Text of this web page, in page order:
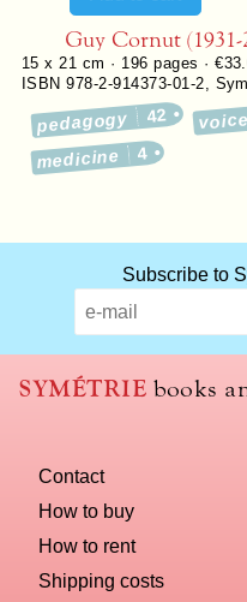
Guy Cornut (1931-
15 x 21 cm · 196 pages ·
ISBN 978-2-914373-01-2,
pedagogy 42 voice
medicine 4
Subscribe to
SYMÉTRIE books
Contact
How to buy
How to rent
Shipping costs